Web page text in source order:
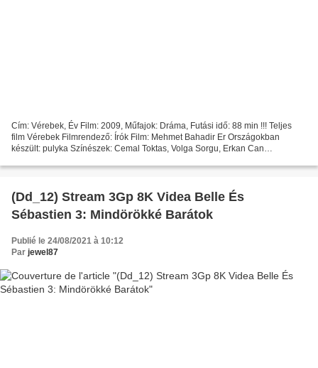
Cím: Vérebek, Év Film: 2009, Műfajok: Dráma, Futási idő: 88 min !!! Teljes
film Vérebek Filmrendező: Írók Film: Mehmet Bahadir Er Országokban
készült: pulyka Színészek: Cemal Toktas, Volga Sorgu, Erkan Can
(Dd_12) Stream 3Gp 8K Videa Belle És
Sébastien 3: Mindörökké Barátok
Publié le 24/08/2021 à 10:12
Par jewel87